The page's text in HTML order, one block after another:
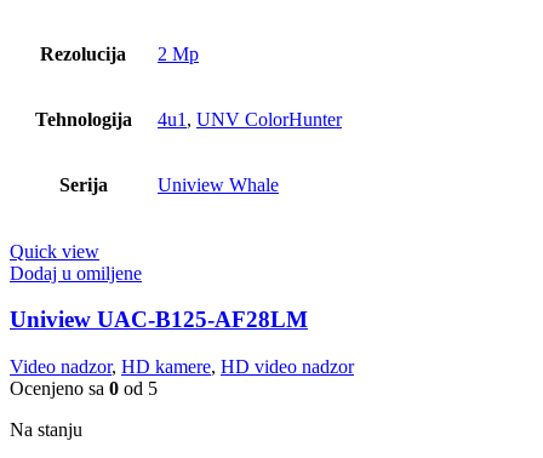
Rezolucija 2 Mp
Tehnologija 4u1 , UNV ColorHunter
Serija Uniview Whale
Quick view
Dodaj u omiljene
Uniview UAC-B125-AF28LM
Video nadzor, HD kamere, HD video nadzor
Ocenjeno sa 0 od 5
Na stanju